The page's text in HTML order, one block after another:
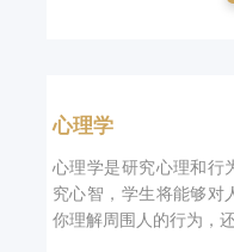
心理学
心理学是研究心理和行
究心智，学生将能够对
你理解周围人的行为，